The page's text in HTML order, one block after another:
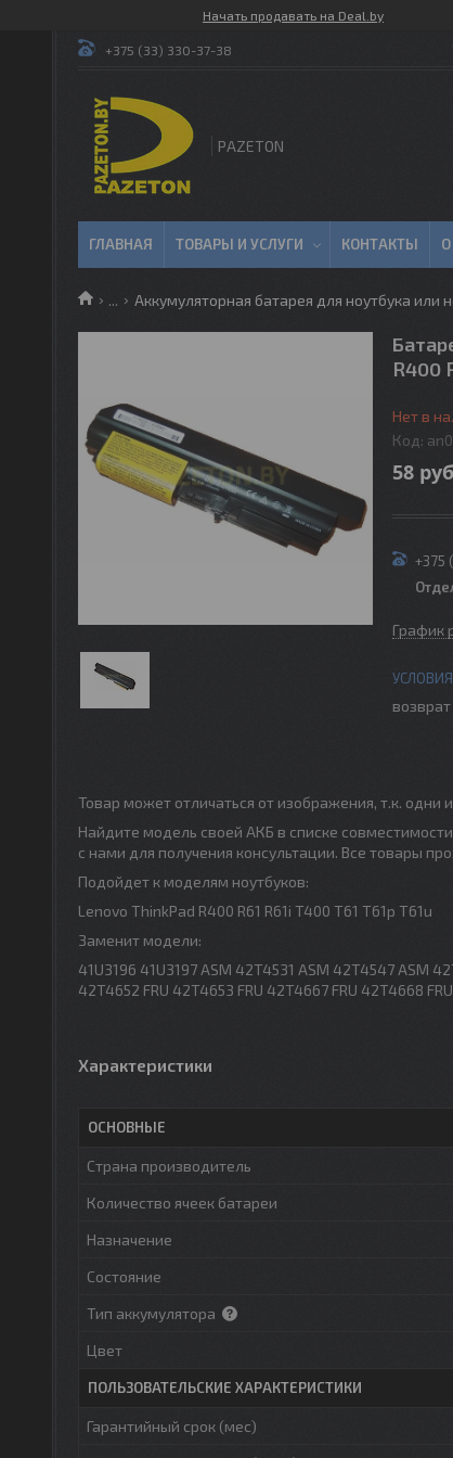
Начать продавать на Deal.by
+375 (33) 330-37-38
PAZETON
ГЛАВНАЯ ТОВАРЫ И УСЛУГИ КОНТАКТЫ
... Аккумуляторная батарея для ноутбука или
R400
Нет в
Код:
58
+375
График
Товар может отличаться от изображения, т.к.
Найдите модель своей АКБ в списке
с нами для получения консультации. Все товары
Подойдет к моделям ноутбуков:
Lenovo ThinkPad R400 R61 R61i T400 T61 T61p T61u
Заменит модели:
41U3196 41U3197 ASM 42T4531 ASM 42T4547 ASM
42T4652 FRU 42T4653 FRU 42T4667 FRU 42T4668
Характеристики
ОСНОВНЫЕ
Страна производитель
Количество ячеек батареи
Назначение
Состояние
Тип аккумулятора
Цвет
ПОЛЬЗОВАТЕЛЬСКИЕ ХАРАКТЕРИСТИКИ
Гарантийный срок (мес)